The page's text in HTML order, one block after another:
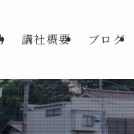
講社概要 ブログ